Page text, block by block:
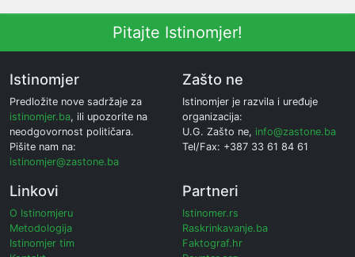
Pitajte Istinomjer!
Istinomjer
Predložite nove sadržaje za
istinomjer.ba, ili upozorite na
neodgovornost političara.
Pišite nam na:
istinomjer@zastone.ba
Zašto ne
Istinomjer je razvila i uređuje
organizacija:
U.G. Zašto ne, info@zastone.ba
Tel/Fax: +387 33 61 84 61
Linkovi
O Istinomjeru
Metodologija
Istinomjer tim
Partneri
Istinomer.rs
Raskrinkavanje.ba
Faktograf.hr